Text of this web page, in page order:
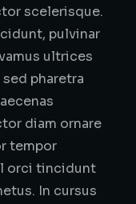
scelerisque.
pulvinar
ultrices
pharetra
diam ornare
tempor
orci tincidunt
In cursus